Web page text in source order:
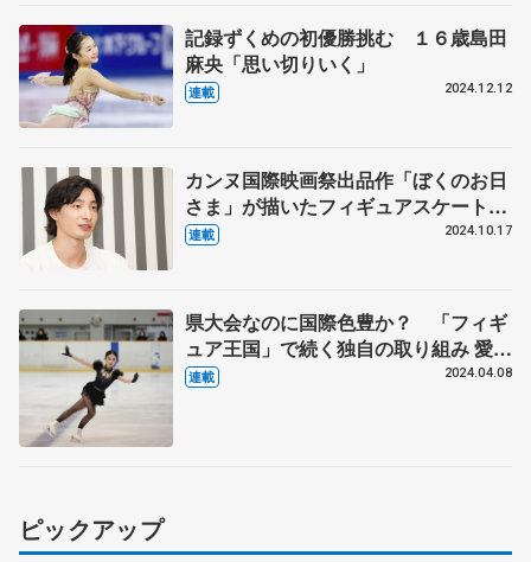
記録ずくめの初優勝挑む １６歳島田
麻央「思い切りいく」
連載 2024.12.12
カンヌ国際映画祭出品作「ぼくのお日
さま」が描いたフィギュアスケートの
リアル 監修した元フィギュアスケー
沼」
連載 2024.10.17
県大会なのに国際色豊か？ 「フィギ
ュア王国」で続く独自の取り組み 愛知
から世界へ、金の卵育つ秘密
連載 2024.04.08
ピックアップ